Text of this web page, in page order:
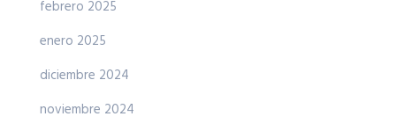
febrero 2025
enero 2025
diciembre 2024
noviembre 2024